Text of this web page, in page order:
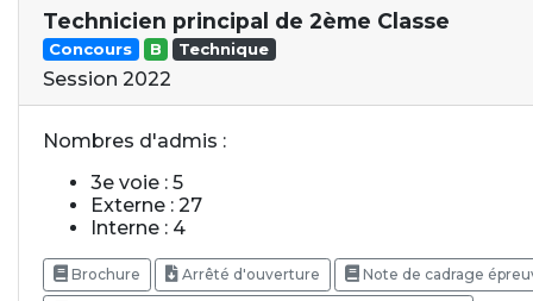
Technicien principal de 2ème Classe
Concours B Technique
Session 2022
Nombres d'admis :
3e voie : 5
Externe : 27
Interne : 4
Brochure Arrêté d'ouverture Note de cadrage